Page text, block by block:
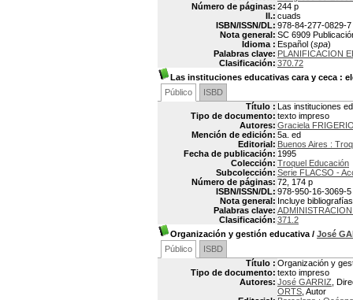
Número de páginas: 244 p
Il.: cuads
ISBN/ISSN/DL: 978-84-277-0829-7
Nota general: SC 6909
Idioma : Español (spa)
Palabras clave: PLANIFICACION
Clasificación: 370.72
Las instituciones educativas cara y ceca :
Público
ISBD
Título : Las instituciones
Tipo de documento: texto impreso
Autores: Graciela
Mención de edición: 5a. ed
Editorial: Buenos Aires :
Fecha de publicación: 1995
Colección: Troquel Educación
Subcolección: Serie FLACSO -
Número de páginas: 72, 174 p
ISBN/ISSN/DL: 978-950-16-3069-5
Nota general: Incluye bibliografías
Palabras clave:
Clasificación: 371.2
Organización y gestión educativa / José
Público
ISBD
Título : Organización y
Tipo de documento: texto impreso
Autores: José GARRIZ ,
ORTS , Autor